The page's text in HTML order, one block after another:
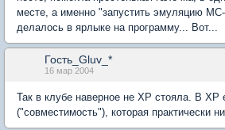
месте, а именно "запустить эмуляцию
делалось в ярлыке на программу... Вот...
Гость_Gluv_*
16 мар 2004
Так в клубе наверное не ХР стояла. В ХР
("совместимость"), которая практически